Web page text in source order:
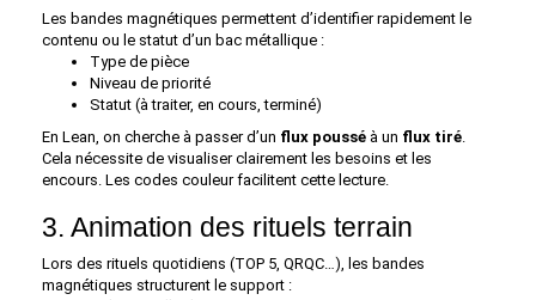
Les bandes magnétiques permettent d’identifier rapidement le
contenu ou le statut d’un bac métallique :
Type de pièce
Niveau de priorité
Statut (à traiter, en cours, terminé)
En Lean, on cherche à passer d’un flux poussé à un flux tiré.
Cela nécessite de visualiser clairement les besoins et les
encours. Les codes couleur facilitent cette lecture.
3. Animation des rituels terrain
Lors des rituels quotidiens (TOP 5, QRQC…), les bandes
magnétiques structurent le support :